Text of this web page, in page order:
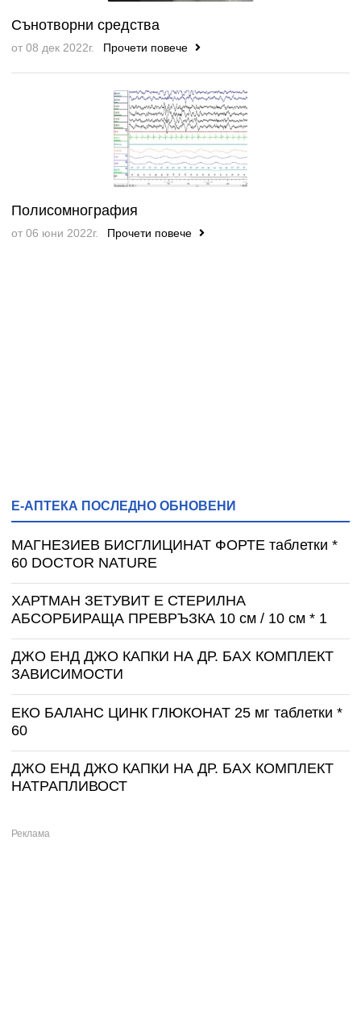
Сънотворни средства
от 08 дек 2022г. Прочети повече
Полисомнография
от 06 юни 2022г. Прочети повече
Е-АПТЕКА ПОСЛЕДНО ОБНОВЕНИ
МАГНЕЗИЕВ БИСГЛИЦИНАТ ФОРТЕ таблетки *
60 DOCTOR NATURE
ХАРТМАН ЗЕТУВИТ Е СТЕРИЛНА
АБСОРБИРАЩА ПРЕВРЪЗКА 10 см / 10 см * 1
ДЖО ЕНД ДЖО КАПКИ НА ДР. БАХ КОМПЛЕКТ
ЗАВИСИМОСТИ
ЕКО БАЛАНС ЦИНК ГЛЮКОНАТ 25 мг таблетки *
60
ДЖО ЕНД ДЖО КАПКИ НА ДР. БАХ КОМПЛЕКТ
НАТРАПЛИВОСТ